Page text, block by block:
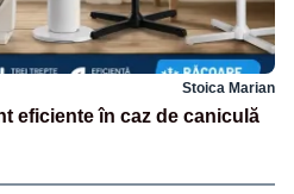
Stoica Marian
eficiente în caz de caniculă